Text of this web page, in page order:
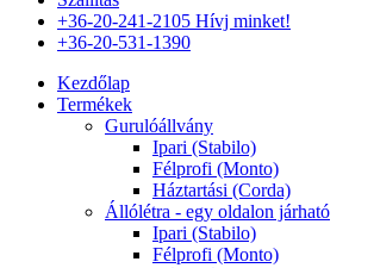
+36-20-241-2105 Hívj minket!
+36-20-531-1390
Kezdőlap
Termékek
Gurulóállvány
Ipari (Stabilo)
Félprofi (Monto)
Háztartási (Corda)
Állólétra - egy oldalon járható
Ipari (Stabilo)
Félprofi (Monto)